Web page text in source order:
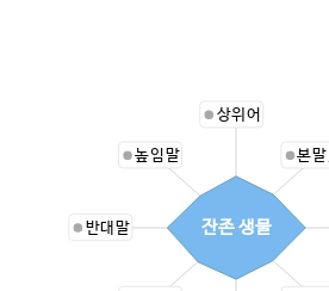
상위어
본
반대말
높임말
잔존 생물